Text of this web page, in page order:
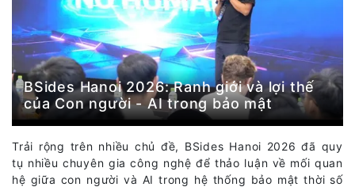
BSides Hanoi 2026: Ranh giới và lợi thế
của Con người - AI trong bảo mật
Trải rộng trên nhiều chủ đề, BSides Hanoi 2026 đã quy
tụ nhiều chuyên gia công nghệ để thảo luận về mối quan
hệ giữa con người và AI trong hệ thống bảo mật thời số